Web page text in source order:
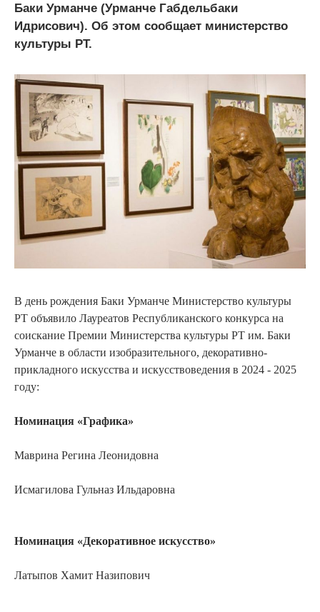
Баки Урманче (Урманче Габдельбаки
Идрисович). Об этом сообщает министерство
культуры РТ.
В день рождения Баки Урманче Министерство культуры
РТ объявило Лауреатов Республиканского конкурса на
соискание Премии Министерства культуры РТ им. Баки
Урманче в области изобразительного, декоративно-
прикладного искусства и искусствоведения в 2024 - 2025
году:
Номинация «Графика»
Маврина Регина Леонидовна
Исмагилова Гульназ Ильдаровна
Номинация «Декоративное искусство»
Латыпов Хамит Назипович